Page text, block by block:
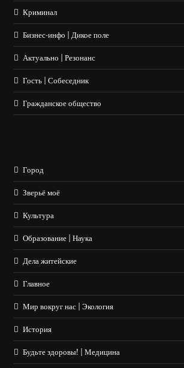
Криминал
Бизнес-инфо | Дикое поле
Актуально | Резонанс
Гость | Собеседник
Гражданское общество
Город
Зверьё моё
Культура
Образование | Наука
Дела житейские
Главное
Мир вокруг нас | Экология
История
Будьте здоровы! | Медицина